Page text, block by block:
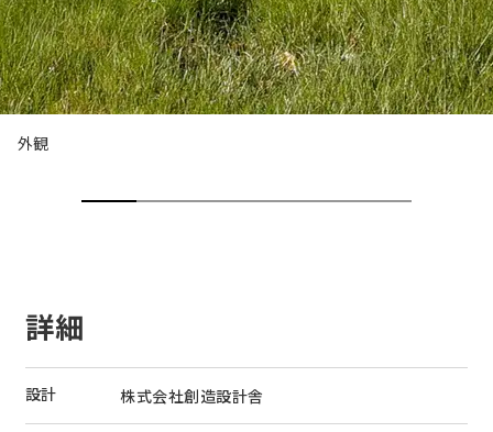
外観
詳細
設計 株式会社創造設計舎